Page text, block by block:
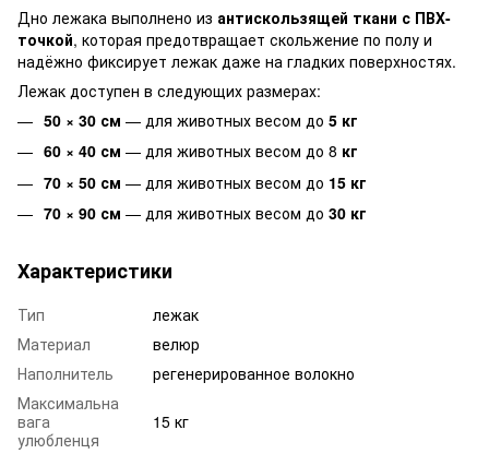
Дно лежака выполнено из антискользящей ткани с ПВХ-
точкой, которая предотвращает скольжение по полу и
надёжно фиксирует лежак даже на гладких поверхностях.
Лежак доступен в следующих размерах:
50 × 30 см — для животных весом до 5 кг
60 × 40 см — для животных весом до 8 кг
70 × 50 см — для животных весом до 15 кг
70 × 90 см — для животных весом до 30 кг
Характеристики
Тип
лежак
Материал
велюр
Наполнитель
регенерированное волокно
Максимальна
вага
улюбленця
15 кг